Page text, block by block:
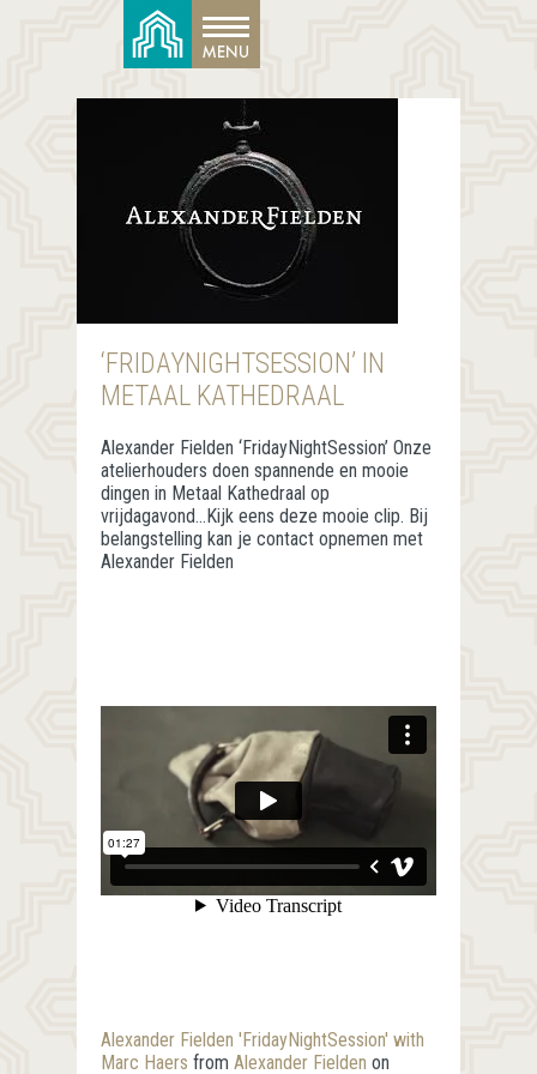
‘FRIDAYNIGHTSESSION’ IN
METAAL KATHEDRAAL
Alexander Fielden ‘FridayNightSession’ Onze
atelierhouders doen spannende en mooie
dingen in Metaal Kathedraal op
vrijdagavond…Kijk eens deze mooie clip. Bij
belangstelling kan je contact opnemen met
Alexander Fielden
Alexander Fielden 'FridayNightSession' with
Marc Haers from Alexander Fielden on